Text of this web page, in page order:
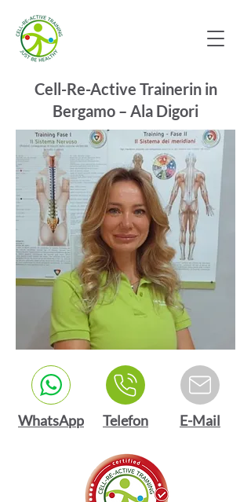
Cell-Re-Active Trainerin in
Bergamo – Ala Digori
WhatsApp Telefon E-Mail